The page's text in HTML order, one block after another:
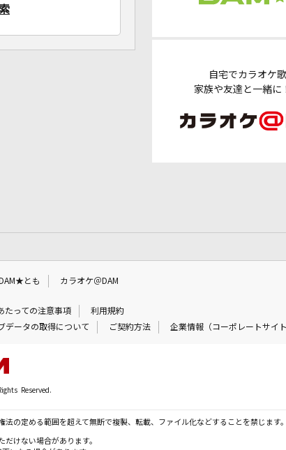
自宅でカラオケ
家族や友達と一緒に
DAM★とも カラオケ＠DAM
たっての注意事項
利用規約
データの取得について ご契約方法 企業情報（コーポレートサイト
Reserved.
の定める範囲を超えて無断で複製、転載、ファイル化などすることを禁じます。
けない場合があります。